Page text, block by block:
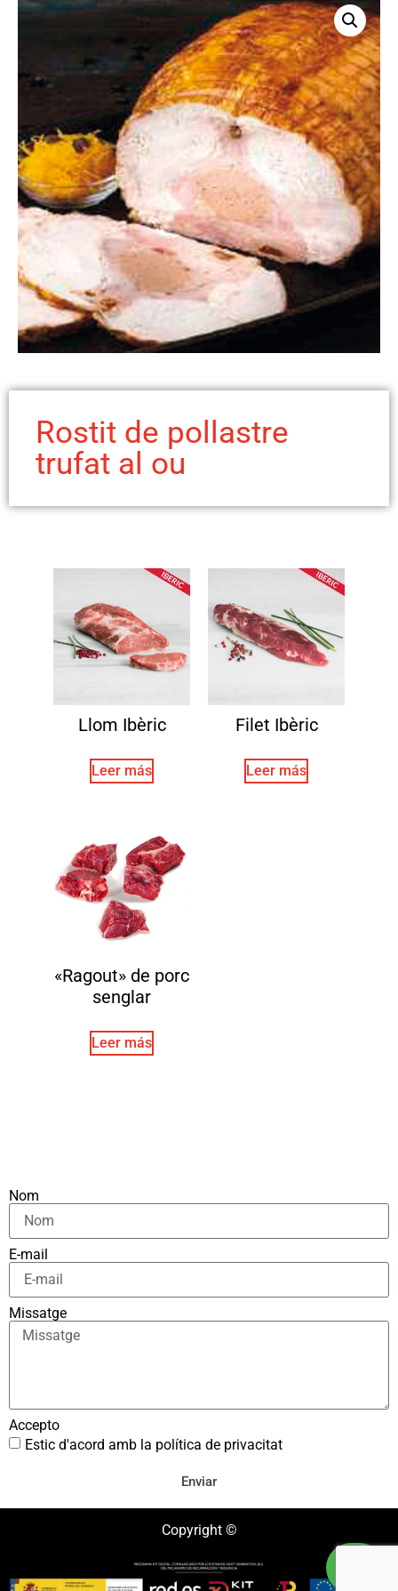
Rostit de pollastre
trufat al ou
Llom Ibèric
Leer más
Filet Ibèric
Leer más
«Ragout» de porc
senglar
Leer más
Nom
E-mail
Missatge
Accepto
Estic d'acord amb la política de privacitat
Enviar
Copyright ©